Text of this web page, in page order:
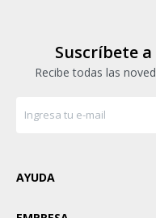
Suscríbete
Recibe todas las
AYUDA